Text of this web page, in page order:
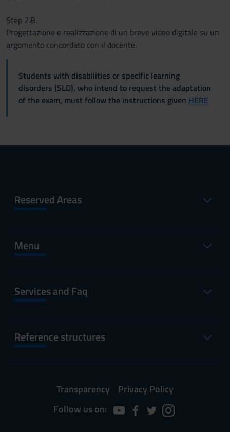
Step 2.B.
Progettazione e realizzazione di un breve video digitale su un
argomento concordato con il docente.
Students with disabilities or specific learning
disorders (SLD), who intend to request the adaptation
of the exam, must follow the instructions given HERE
Reserved Areas
Menu
Services and Faq
Reference structures
Transparency
Privacy Policy
Follow us on: